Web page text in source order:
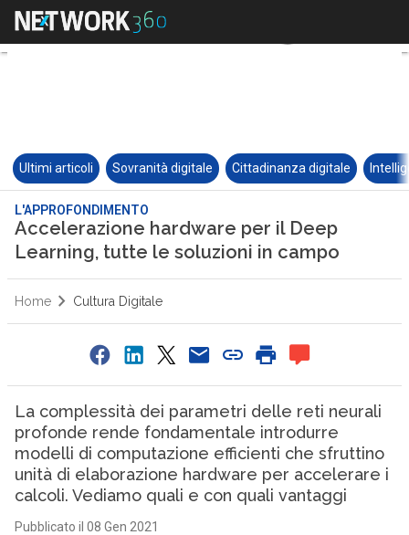
Ultimi articoli Sovranità digitale Cittadinanza digitale
L'APPROFONDIMENTO
Accelerazione hardware per il Deep
Learning, tutte le soluzioni in campo
Home Cultura Digitale
La complessità dei parametri delle reti neurali
profonde rende fondamentale introdurre
modelli di computazione efficienti che sfruttino
unità di elaborazione hardware per accelerare i
calcoli. Vediamo quali e con quali vantaggi
Pubblicato il 08 Gen 2021